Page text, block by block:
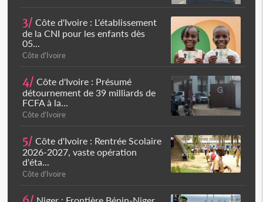
3/ Côte d'Ivoire : L'établissement
de la CNI pour les enfants dès
05...
Côte d'Ivoire
4/ Côte d'Ivoire : Présumé
détournement de 39 milliards de
FCFA à la...
Côte d'Ivoire
5/ Côte d'Ivoire : Rentrée Scolaire
2026-2027, vaste opération
d'éta...
Côte d'Ivoire